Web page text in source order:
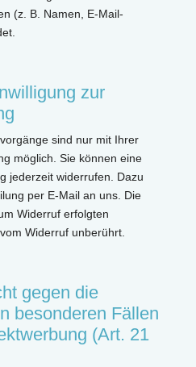
(z. B. Namen, E-Mail-
zur
sind nur mit Ihrer
möglich. Sie können eine
jederzeit widerrufen. Dazu
per E-Mail an uns. Die
Widerruf erfolgten
Widerruf unberührt.
gegen die
besonderen Fällen
(Art. 21